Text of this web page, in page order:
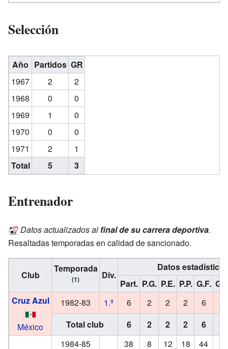
Selección
Año Partidos GR
1967
2
2
1968
0
0
1969
1
0
1970
0
0
1971
2
1
Total
5 3
Entrenador
Datos actualizados al final de su carrera deportiva.
Resaltadas temporadas en calidad de sancionado.
Club
Temporada
(1) Div.
Datos
Part. P.G. P.E. P.P. G.F.
Cruz Azul
México
1982-83 1.ª 6 2 2 2 6
Total club
6 2 2 2 6
1984-85
38 8 12 18 44 58